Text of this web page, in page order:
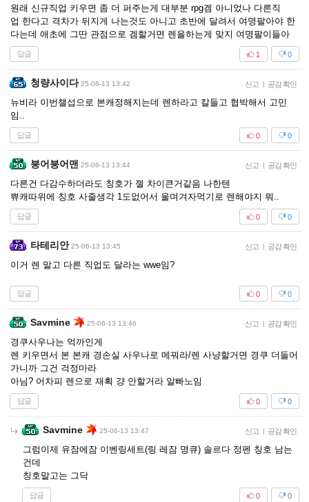
원래 신규직업 키우면 좀 더 퍼주는게 대부분 rpg겜 아니었나 다른직
업 한다고 격차가 뒤지게 나는것도 아니고 초반에 달려서 여명팔아야 한
다는데 애초에 그딴 관점으로 겜할거면 렌을하는게 맞지 여명팔이들아
답글 0
1
청량사이다 25-06-13 13:42 신고 | 공감 확인
뉴비라 이번챌섭으로 본캐정해지는데 렌하라고 칼들고 협박해서 고민
임..
답글 0
0
붕어붕어맨 25-06-13 13:44 신고 | 공감 확인
다른건 다감수하더라도 칭호가 젤 차이큰거같음 나한텐
쀼캐따위에 칭호 사줄생각 1도없어서 울며겨자먹기로 렌해야지 뭐..
답글 0
0
타테리안 25-06-13 13:45 신고 | 공감 확인
이거 렌 말고 다른 직업도 달라는 wwe임?
답글 0
0
Savmine 25-06-13 13:46 신고 | 공감 확인
경쿠사우나는 억까인게
렌 키우면서 본 본캐 경손실 사우나로 메꿔라/렌 사냥할거면 경쿠 더들어
가니까 그건 걱정마라
아님? 어차피 렌으로 재획 걍 안할거라 알빠노임
답글 0
0
Savmine 25-06-13 13:47 신고 | 공감 확인
그럼이제 유잠에잠 이벤링세트(링 레잠 명큐) 솔르다 정펜 칭호 남는
건데
칭호말고는 그닥
답글 0
0